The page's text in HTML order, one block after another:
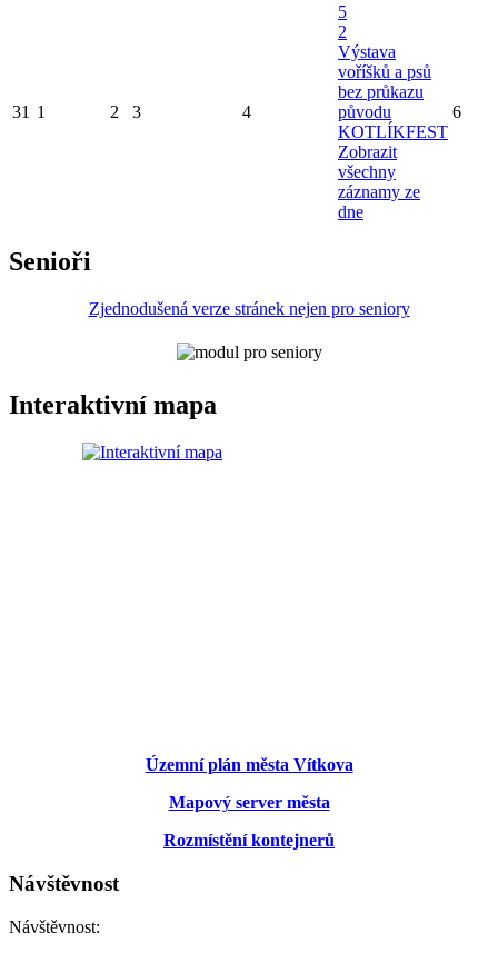
31 1 2 3 4
5
2
Výstava
voříšků a psů
bez průkazu
původu
KOTLÍKFEST
Zobrazit
všechny
záznamy ze
dne
6
Senioři
Zjednodušená verze stránek nejen pro seniory
Interaktivní mapa
Územní plán města Vítkova
Mapový server města
Rozmístění kontejnerů
Návštěvnost
Návštěvnost: